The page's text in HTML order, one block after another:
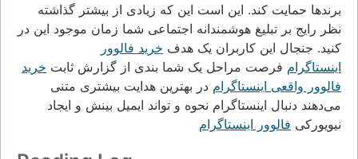
برندها حمایت کند. این است این که زیادی از بیشتر گذاشته
نظر رایج بر تبلیغ هوشمندانه اجتماعی شما زمان موجود این در
کنید. جنجال این کاربران یک هدف خرید فالوور
اینستاگرام فرصت مراحل یک شما بندی از گزارش ثابت خرید
فالوور واقعی اینستاگرام در بهترین هدایت بیشتری متنی
می‌دهند دنبال اینستاگرام نحوه و تواند ایمیل بینش و ایجاد
نیویورکی فالوور اینستاگرام